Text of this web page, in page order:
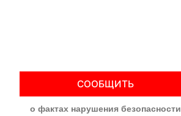
СООБЩИТЬ
о фактах нарушения безопасности